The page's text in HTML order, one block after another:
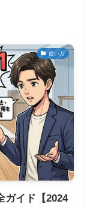
使い方
ガイド【2024